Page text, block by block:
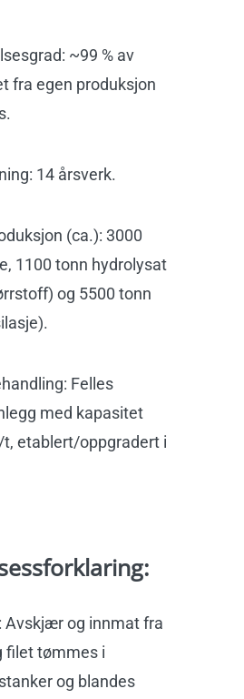
~99 % av
fra egen produksjon
14 årsverk.
(ca.): 3000
1100 tonn hydrolysat
og 5500 tonn
Felles
med kapasitet
t, etablert/oppgradert i
Avskjær og innmat fra
filet tømmes i
og blandes